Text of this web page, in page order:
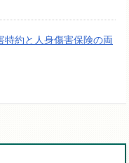
特約と人身傷害保険の両